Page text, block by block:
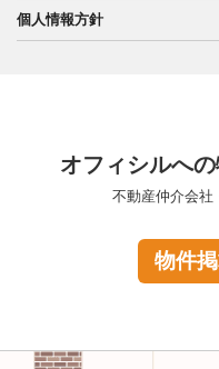
個人情報方針
オフィシルへの
不動産仲介会社
物件